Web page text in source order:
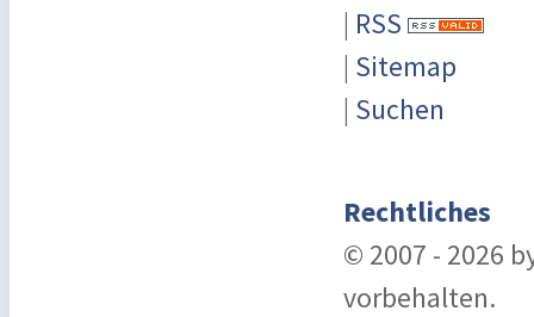
| RSS
| Sitemap
| Suchen
Rechtliches
© 2007 - 2026
vorbehalten.